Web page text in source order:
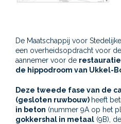
De Maatschappij voor
een overheidsopdracht voor
aannemer voor de restauratie
de hippodroom van Ukkel-
Deze tweede fase van de
(gesloten ruwbouw) heeft
in beton (nummer 9A op het
gokkershal in metaal (9B), de